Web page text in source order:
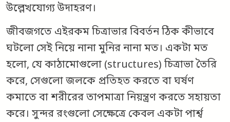
উল্লেখযোগ্য উদাহরণ।
জীবজগতে এইরকম চিত্রাভার বিবর্তন ঠিক কীভাবে
ঘটলো সেই নিয়ে নানা মুনির নানা মত। একটা মত
হলো, যে কাঠামোগুলো (structures) চিত্ৰাভা তৈরি
করে, সেগুলো জলকে প্রতিহত করতে বা ঘর্ষণ
কমাতে বা শরীরের তাপমাত্রা নিয়ন্ত্রণ করতে সহায়তা
করে। সুন্দর রংগুলো সেক্ষেত্রে কেবল একটা পার্শ্ব